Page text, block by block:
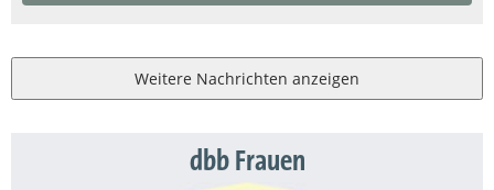
Weitere Nachrichten anzeigen
dbb Frauen